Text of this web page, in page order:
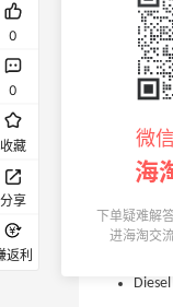
0
0
收藏
分享
返利
微
海
下单疑难解
进海淘交